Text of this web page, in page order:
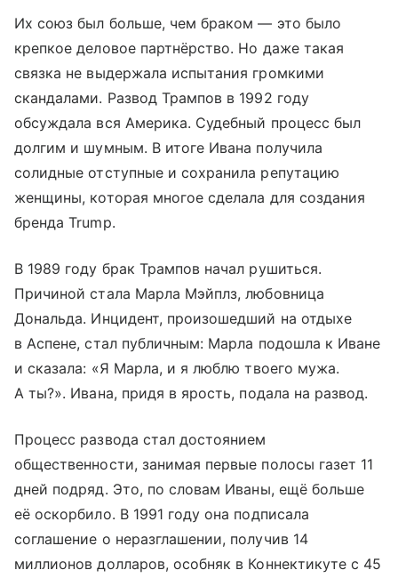
Их союз был больше, чем браком — это было
крепкое деловое партнёрство. Но даже такая
связка не выдержала испытания громкими
скандалами. Развод Трампов в 1992 году
обсуждала вся Америка. Судебный процесс был
долгим и шумным. В итоге Ивана получила
солидные отступные и сохранила репутацию
женщины, которая многое сделала для создания
бренда Trump.
В 1989 году брак Трампов начал рушиться.
Причиной стала Марла Мэйплз, любовница
Дональда. Инцидент, произошедший на отдыхе
в Аспене, стал публичным: Марла подошла к Иване
и сказала: «Я Марла, и я люблю твоего мужа.
А ты?». Ивана, придя в ярость, подала на развод.
Процесс развода стал достоянием
общественности, занимая первые полосы газет 11
дней подряд. Это, по словам Иваны, ещё больше
её оскорбило. В 1991 году она подписала
соглашение о неразглашении, получив 14
миллионов долларов, особняк в Коннектикуте с 45